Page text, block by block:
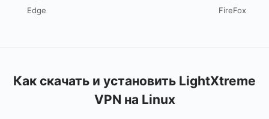
Edge FireFox
Как скачать и установить LightXtreme
VPN на Linux